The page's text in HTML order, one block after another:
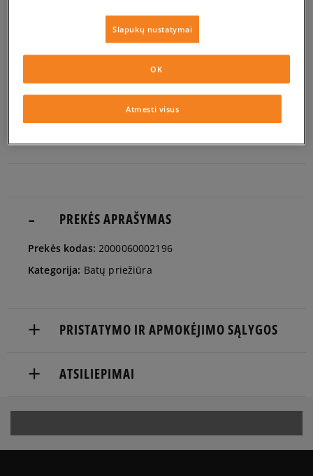
Prekė neprieinama
PREKĖS APRAŠYMAS
Prekės kodas: 2000060002196
Kategorija: Batų priežiūra
PRISTATYMO IR APMOKĖJIMO SĄLYGOS
kurjeriu
ATSILIEPIMAI
Slapukų nustatymai
Atmesti visus
OK